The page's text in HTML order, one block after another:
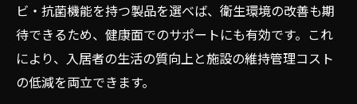
ビ・抗菌機能を持つ製品を選べば、衛生環境の改善も期
待できるため、健康面でのサポートにも有効です。これ
により、入居者の生活の質向上と施設の維持管理コスト
の低減を両立できます。